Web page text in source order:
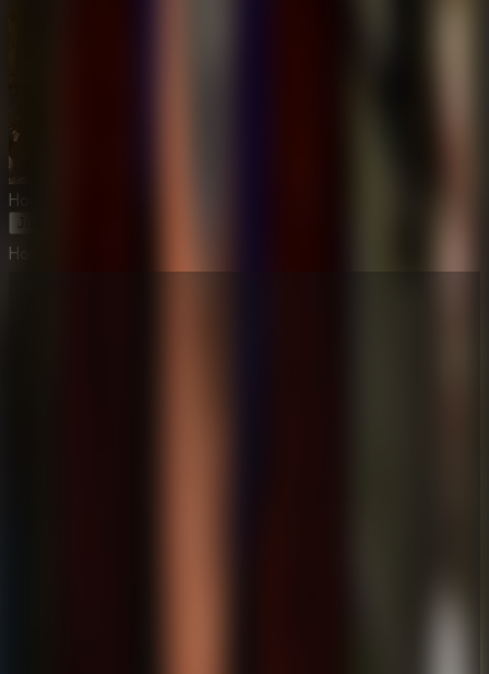
Horror Hospital Escape Granny Game
Horror Hospital Escape Granny Game